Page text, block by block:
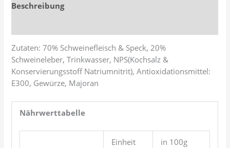
Beschreibung
Zutaten: 70% Schweinefleisch & Speck, 20%
Schweineleber, Trinkwasser, NPS(Kochsalz &
Konservierungsstoff Natriumnitrit), Antioxidationsmittel:
E300, Gewürze, Majoran
Nährwerttabelle
Einheit in 100g